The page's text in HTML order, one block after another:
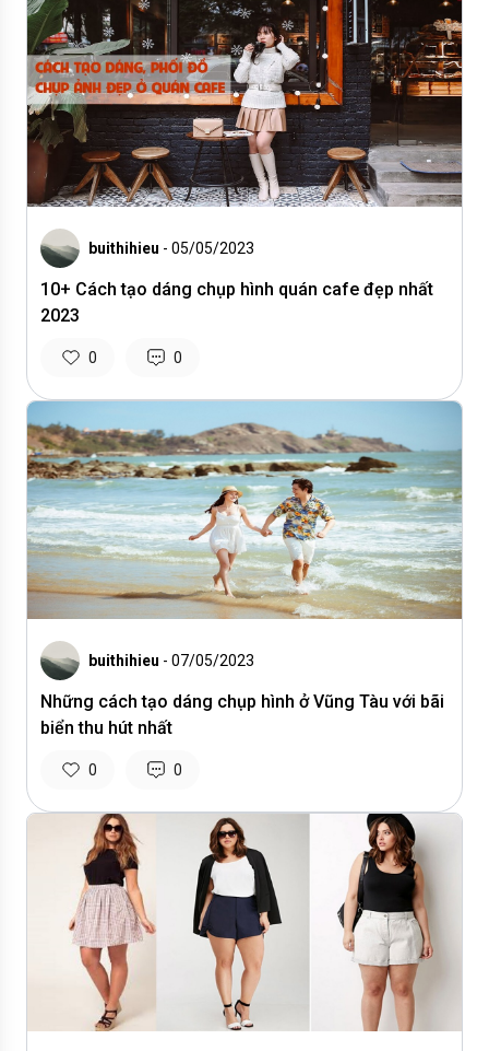
buithihieu - 05/05/2023
10+ Cách tạo dáng chụp hình quán cafe đẹp nhất
2023
0 0
buithihieu - 07/05/2023
Những cách tạo dáng chụp hình ở Vũng Tàu với bãi
biển thu hút nhất
0 0